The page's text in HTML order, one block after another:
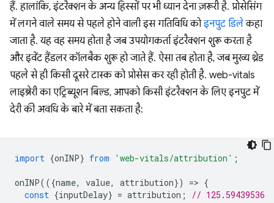
हैं. हालांकि, इंटरैक्शन के अन्य हिस्सों पर भी ध्यान देना ज़रूरी है. प्रोसेसिंग
में लगने वाले समय से पहले होने वाली इस गतिविधि कोइनपुट डिलेकहा
जाता है. यह वह समय होता है जब उपयोगकर्ता इंटरैक्शन शुरू करता है
और इवेंट हैंडलर कॉलबैक शुरू हो जाते हैं. ऐसा तब होता है, जब मुख्य थ्रेड
पहले से ही किसी दूसरे टास्क को प्रोसेस कर रही होती है. web-vitals
लाइब्रेरी का एट्रिब्यूशन बिल्ड, आपको किसी इंटरैक्शन के लिए इनपुट में
देरी की अवधि के बारे में बता सकता है:
import {onINP} from 'web-vitals/attribution' ;
onINP(({name, value, attribution}) => {
const {inputDelay} = attribution ;
// 125.59439536